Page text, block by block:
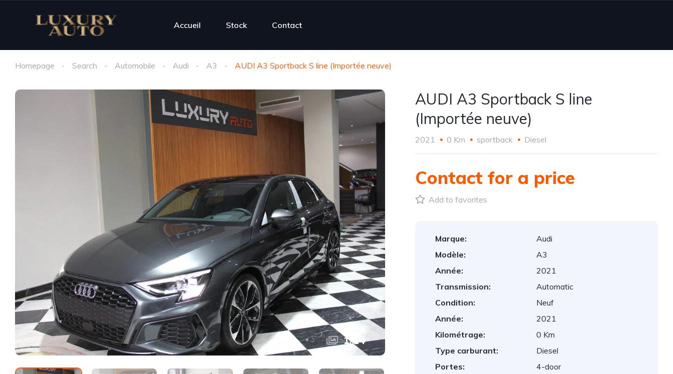
Accueil Stock Contact
Homepage Search Automobile Audi A3 AUDI A3 Sportback S line (Importée neuve)
1/14
AUDI A3 Sportback S line
(Importée neuve)
2021 0 Km sportback Diesel
Contact for a price
Add to favorites
Marque:
Audi
Modèle:
A3
Année:
2021
Transmission:
Automatic
Condition:
Neuf
Année:
2021
Kilométrage:
0 Km
Type carburant:
Diesel
Portes:
4-door